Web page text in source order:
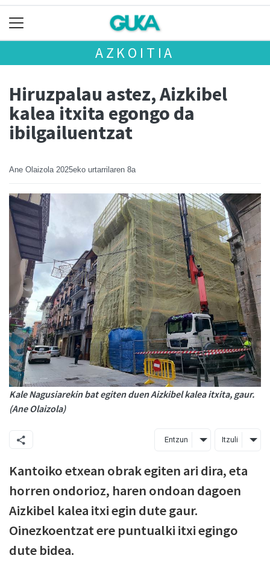
AZKOITIA
Hiruzpalau astez, Aizkibel
kalea itxita egongo da
ibilgailuentzat
Ane Olaizola 2025eko urtarrilaren 8a
Kale Nagusiarekin bat egiten duen Aizkibel kalea itxita, gaur.
(Ane Olaizola)
Entzun Itzuli
Kantoiko etxean obrak egiten ari dira, eta
horren ondorioz, haren ondoan dagoen
Aizkibel kalea itxi egin dute gaur.
Oinezkoentzat ere puntualki itxi egingo
dute bidea.